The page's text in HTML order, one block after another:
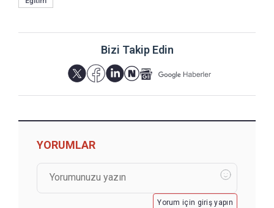
Bizi Takip Edin
YORUMLAR
Yorum için giriş yapın